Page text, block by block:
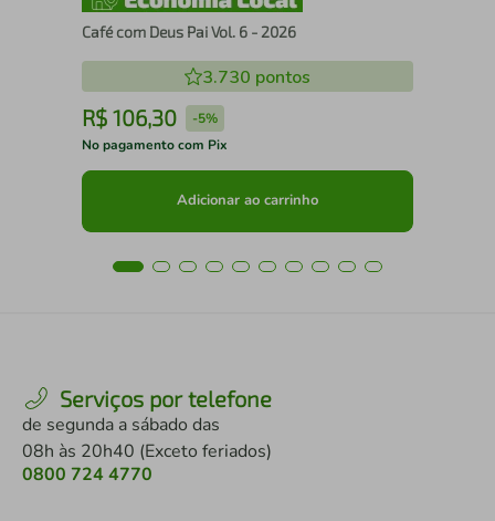
Café com Deus Pai Vol. 6 - 2026
3.730 pontos
R$ 106,30 -5%
No pagamento com Pix
Adicionar ao carrinho
Serviços por telefone
de segunda a sábado das
08h às 20h40 (Exceto feriados)
0800 724 4770